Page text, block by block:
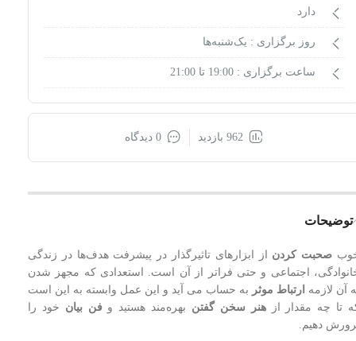
دارد
روز برگزاری : یک‌شنبه‌ها
ساعت برگزاری : 19:00 تا 21:00
962 بازدید 0 دیدگاه
توضیحات
صحبت کردن از ابزارهای تاثیرگذار در پیشرفت هدف‌ها در زندگی
اجتماعی و حتی فراتر از آن است. استعدادی که مجهز شدن
آن لازمه ارتباط موثر به حساب می آید و این عمل وابسته به این است
تا چه مقدار از
هنر سخن گفتن بهره‌مند هستید وفن بیان خود را
دهیم.